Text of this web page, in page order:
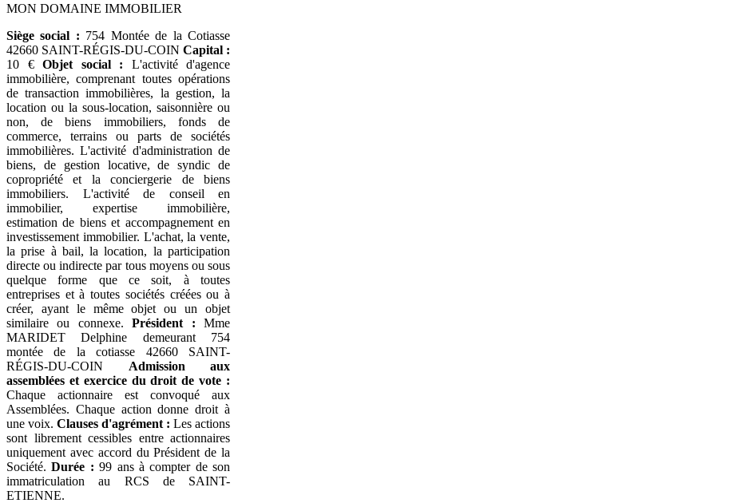
MON DOMAINE IMMOBILIER
Siège social : 754 Montée de la Cotiasse
42660 SAINT-RÉGIS-DU-COIN Capital :
10 € Objet social : L'activité d'agence
immobilière, comprenant toutes opérations
de transaction immobilières, la gestion, la
location ou la sous-location, saisonnière ou
non, de biens immobiliers, fonds de
commerce, terrains ou parts de sociétés
immobilières. L'activité d'administration de
biens, de gestion locative, de syndic de
copropriété et la conciergerie de biens
immobiliers. L'activité de conseil en
immobilier, expertise immobilière,
estimation de biens et accompagnement en
investissement immobilier. L'achat, la vente,
la prise à bail, la location, la participation
directe ou indirecte par tous moyens ou sous
quelque forme que ce soit, à toutes
entreprises et à toutes sociétés créées ou à
créer, ayant le même objet ou un objet
similaire ou connexe.Président : Mme
MARIDET Delphine demeurant 754
montée de la cotiasse 42660 SAINT-
RÉGIS-DU-COIN Admission aux
assemblées et exercice du droit de vote :
Chaque actionnaire est convoqué aux
Assemblées. Chaque action donne droit à
une voix. Clauses d'agrément : Les actions
sont librement cessibles entre actionnaires
uniquement avec accord du Président de la
Société.Durée : 99 ans à compter de son
immatriculation au RCS de SAINT-
ETIENNE.